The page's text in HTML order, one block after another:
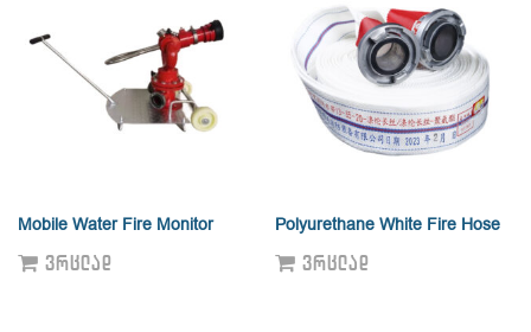
Mobile Water Fire Monitor
ᲕᲠᲪᲚᲐᲓ
Polyurethane White Fire Hose
ᲕᲠᲪᲚᲐᲓ